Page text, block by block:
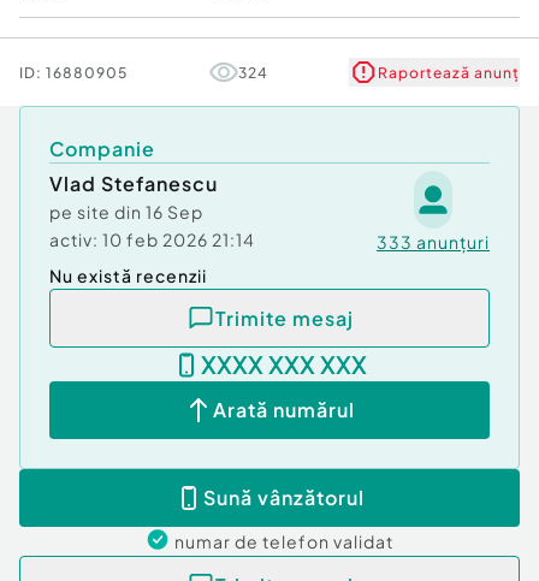
1 bucatarie
1 terasa
#128313; Compartimentare:
Parter: bucatarie, baie, camera tehnica,
dormitor/birou si living spatios cu iesire pe
Etaj: doua dormitoare deservite de o baie pe hol
si dormitor matrimonial cu baie proprie.
#10024; Dotari si finisaje:
ID: 16880905 324 Raportează anunț
Companie
Vlad Stefanescu
pe site din 16 Sep
activ: 10 feb 2026 21:14 333 anunțuri
Nu există recenzii
Trimite mesaj
XXXX XXX XXX
Arată numărul
Sună vânzătorul
numar de telefon validat